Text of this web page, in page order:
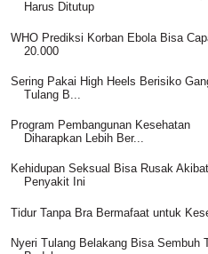
Harus Ditutup
WHO Prediksi Korban Ebola Bisa
20.000
Sering Pakai High Heels Berisiko
Tulang B...
Program Pembangunan Kesehatan
Diharapkan Lebih Ber...
Kehidupan Seksual Bisa Rusak Akibat
Penyakit Ini
Tidur Tanpa Bra Bermafaat untuk
Nyeri Tulang Belakang Bisa Sembuh